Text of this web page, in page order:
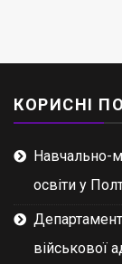
КОРИСНІ
Навчально-
освіти у
Департамент
військової